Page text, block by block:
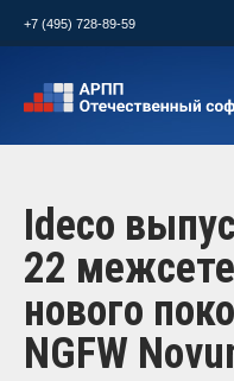
+7 (495) 728-89-59
Ideco
22
нового
NGFW